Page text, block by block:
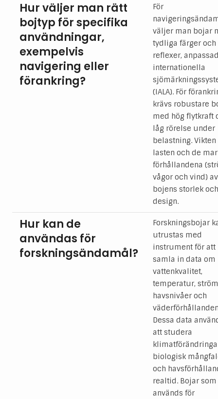
Hur väljer man rätt
bojtyp för specifika
användningar,
exempelvis
navigering eller
förankring?
För
väljer man bojar
tydliga färger och
reflexer,
internationella
(IALA). För
krävs robustare
med hög flytkraft
låg rörelse under
belastning. Vikten
lasten och de
förhållandena
vågor och vind)
bojens storlek och
design.
Hur kan de
användas för
forskningsändamål?
Forskningsbojar
utrustas med
instrument för att
samla in data om
vattenkvalitet,
temperatur,
havsnivåer och
Dessa data
att studera
biologisk
och
realtid. Bojar som
används för